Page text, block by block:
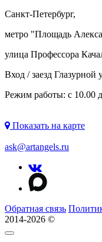
Санкт-Петербург,
метро "Площадь
улица Профессора
Вход / заезд Глазурной
Режим работы: с 10.00
Показать на карте
ask@artangels.ru
Обратная связь
2014-2026 ©